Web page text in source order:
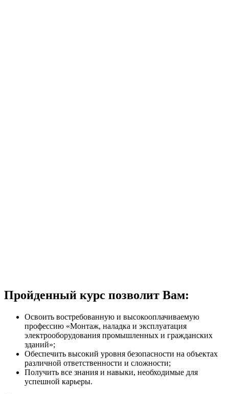
Пройденный курс позволит Вам:
Освоить востребованную и высокооплачиваемую
профессию «Монтаж, наладка и эксплуатация
электрооборудования промышленных и гражданских
зданий»;
Обеспечить высокий уровня безопасности на объектах
различной ответственности и сложности;
Получить все знания и навыки, необходимые для
успешной карьеры.